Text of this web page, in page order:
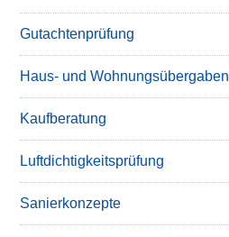
Gutachtenprüfung
Haus- und Wohnungsübergaben
Kaufberatung
Luftdichtigkeitsprüfung
Sanierkonzepte